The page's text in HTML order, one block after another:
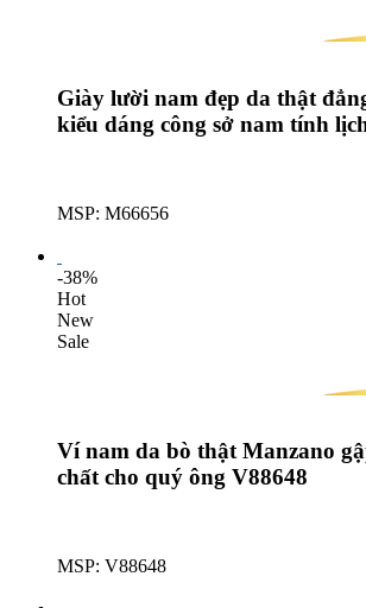
Giày lười nam đẹp da thật
kiểu dáng công sở nam tính
MSP: M66656
-38%
Hot
New
Sale
Ví nam da bò thật Manzano
chất cho quý ông V88648
MSP: V88648